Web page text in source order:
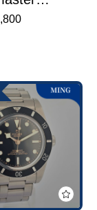
Series